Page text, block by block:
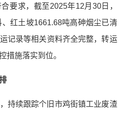
要求，截至2025年12月30日，
红土坡1661.68吨高砷烟尘已清
记录等相关资料齐全完整，转运
措施落实到位。
持续跟踪个旧市鸡街镇工业废渣